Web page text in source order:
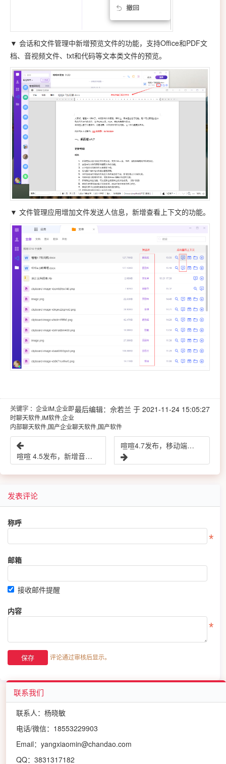
▼ 会话和文件管理中新增预览文件的功能，支持Office和PDF文
档、音视频文件、txt和代码等文本类文件的预览。
▼ 文件管理应用增加文件发送人信息，新增查看上下文的功能。
最后编辑：佘若兰 于 2021-11-24 15:05:27
关键字 ：企业IM,企业即
时聊天软件,IM软件,企业
内部聊天软件,国产企业聊天软件,国产软件
喧喧 4.5发布，新增音视频分窗口和图片查看器功能
喧喧4.7发布，移动端新增收发文件功能，桌面端新增群转让、与自己会话等功能
发表评论
称呼
邮箱
接收邮件提醒
内容
评论通过审核后显示。
联系我们
联系人：杨晓敏
电话/微信：18553229903
Email：yangxiaomin@chandao.com
QQ：3831317182